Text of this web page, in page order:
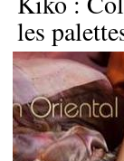
les